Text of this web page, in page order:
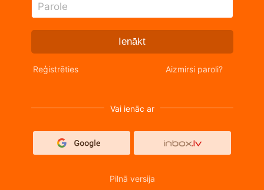
Parole
Ienākt
Reģistrēties Aizmirsi paroli?
Vai ienāc ar
Pilnā versija